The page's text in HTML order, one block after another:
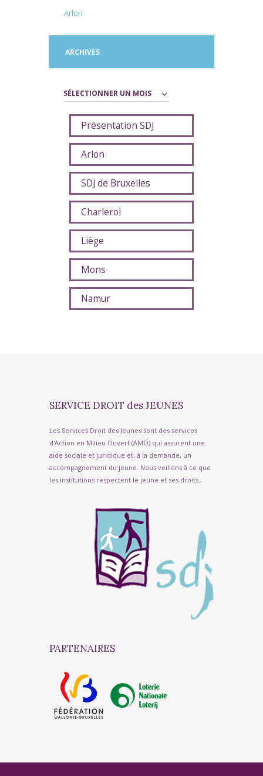
Arlon
ARCHIVES
Archives
Présentation SDJ
Arlon
SDJ de Bruxelles
Charleroi
Liège
Mons
Namur
SERVICE DROIT des JEUNES
Les Services Droit des Jeunes sont des services
d'Action en Milieu Ouvert (AMO) qui assurent une
aide sociale et juridique et, à la demande, un
accompagnement du jeune. Nous veillons à ce que
les institutions respectent le jeune et ses droits.
PARTENAIRES